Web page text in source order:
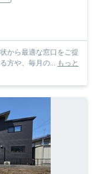
から最適な窓口をご提
方や、毎月の... もっと